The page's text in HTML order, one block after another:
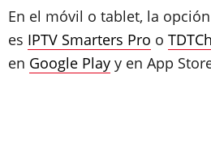
En el móvil o tablet, la
es IPTV Smarters Pro o
en Google Play y en App